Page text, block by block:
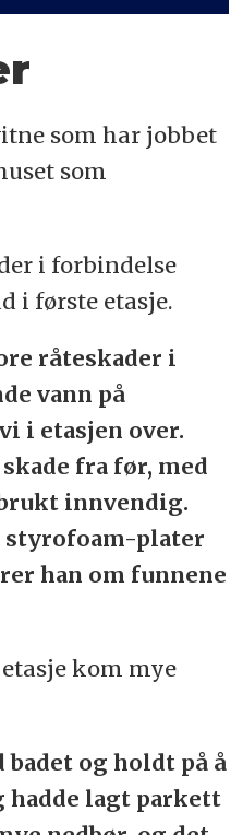
som har jobbet
som
i forbindelse
i første etasje.
råteskader i
vann på
i etasjen over.
fra før, med
innvendig.
styrofoam-plater
han om funnene
kom mye
og holdt på å
lagt parkett